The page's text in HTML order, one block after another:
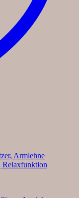
Armlehne
Relaxfunktion